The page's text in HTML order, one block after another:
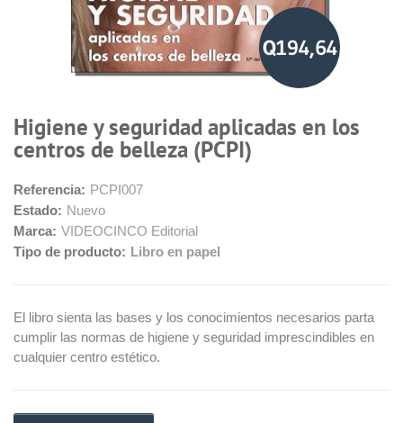
Q194,64
Higiene y seguridad aplicadas en los
centros de belleza (PCPI)
Referencia: PCPI007
Estado: Nuevo
Marca: VIDEOCINCO Editorial
Tipo de producto: Libro en papel
El libro sienta las bases y los conocimientos necesarios parta
cumplir las normas de higiene y seguridad imprescindibles en
cualquier centro estético.